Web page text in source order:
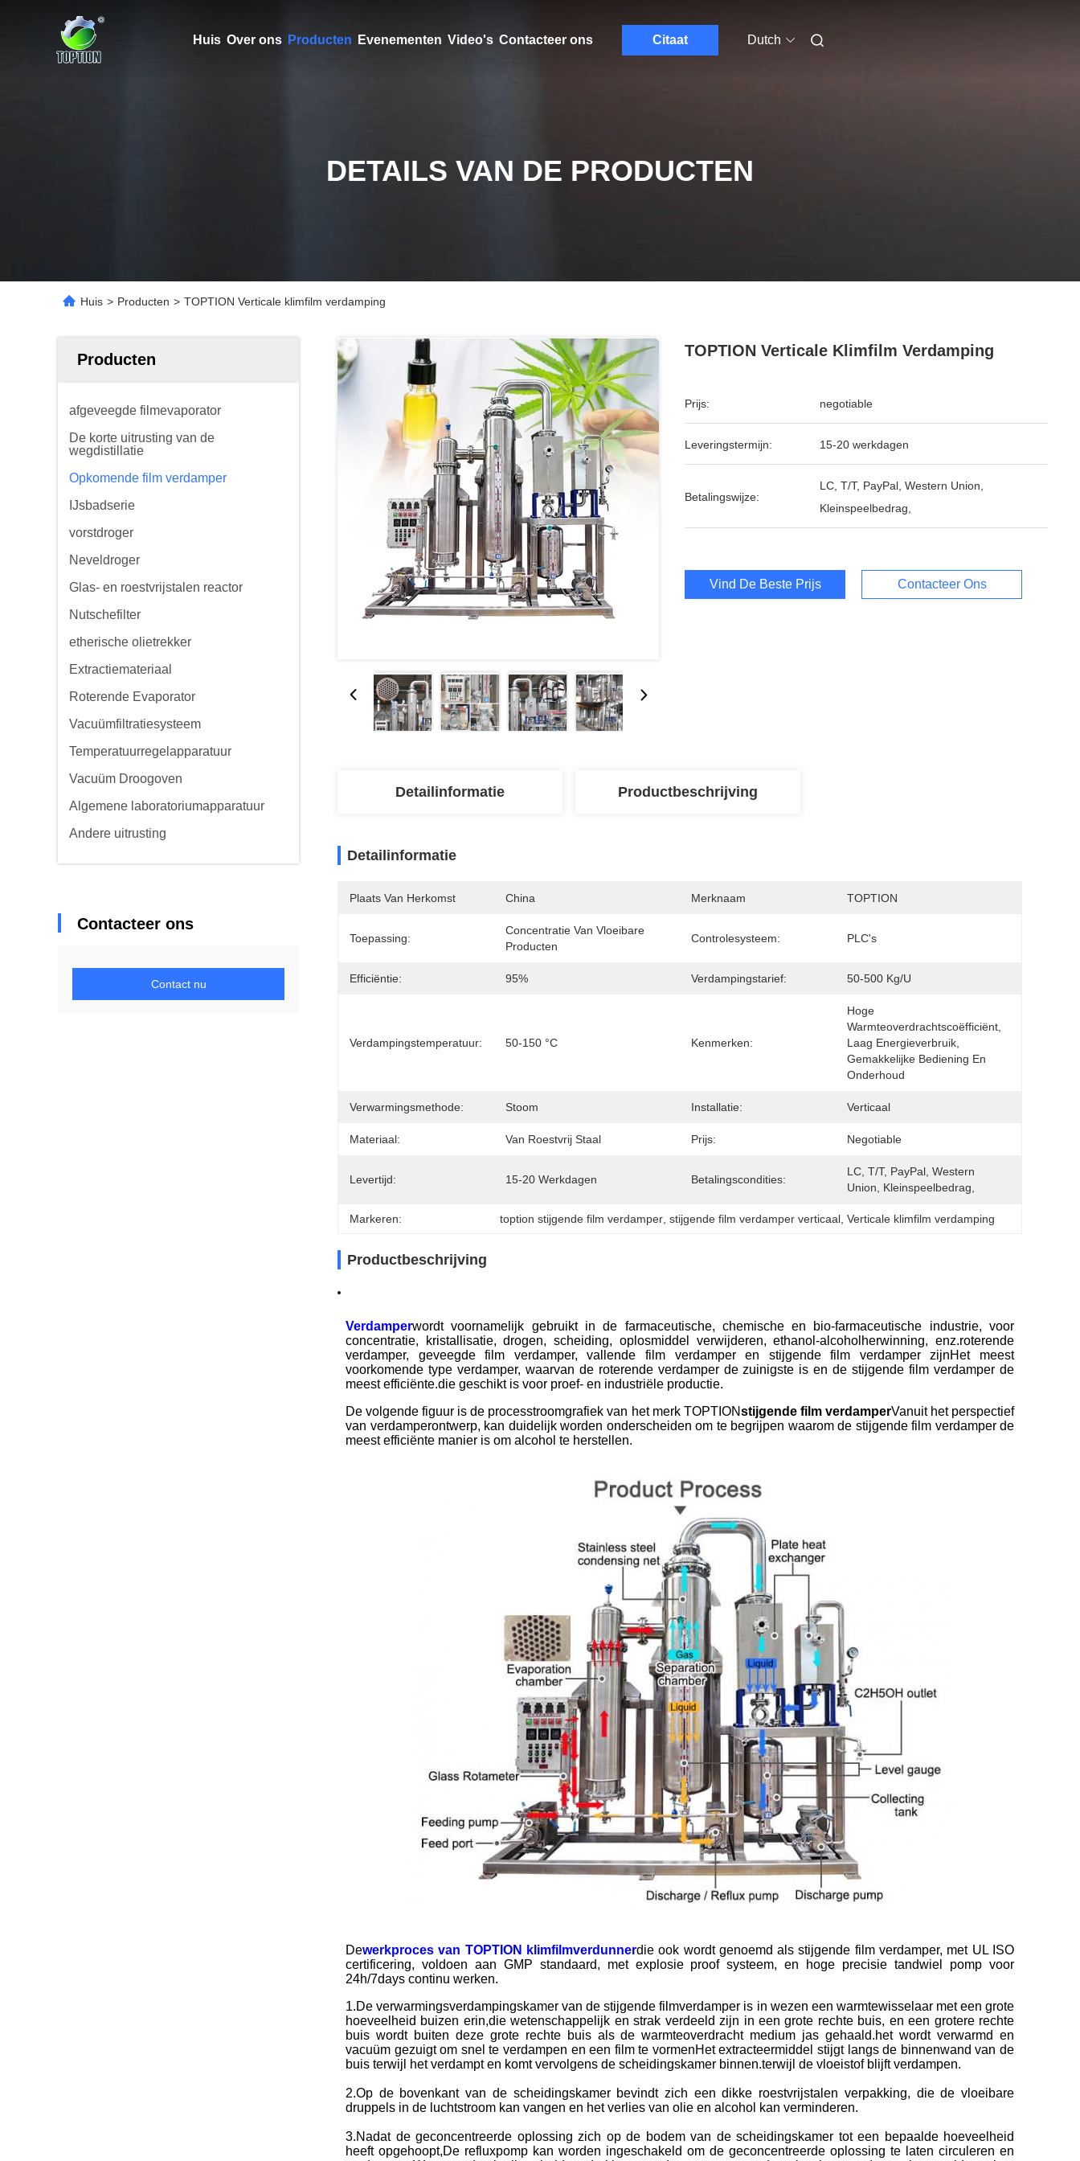
Huis Over ons Producten Evenementen Video's Contacteer ons Citaat Dutch
DETAILS VAN DE PRODUCTEN
Huis > Producten > TOPTION Verticale klimfilm verdamping
Producten
afgeveegde filmevaporator
De korte uitrusting van de
wegdistillatie
Opkomende film verdamper
IJsbadserie
vorstdroger
Neveldroger
Glas- en roestvrijstalen reactor
Nutschefilter
etherische olietrekker
Extractiemateriaal
Roterende Evaporator
Vacuümfiltratiesysteem
Temperatuurregelapparatuur
Vacuüm Droogoven
Algemene laboratoriumapparatuur
Andere uitrusting
Contacteer ons
Contact nu
TOPTION Verticale Klimfilm Verdamping
Prijs: negotiable
Leveringstermijn: 15-20 werkdagen
Betalingswijze:
LC, T/T, PayPal, Western Union,
Kleinspeelbedrag,
Vind De Beste Prijs Contacteer Ons
Detailinformatie Productbeschrijving
Detailinformatie
Plaats Van Herkomst China Merknaam TOPTION
Toepassing:
Concentratie Van Vloeibare
Producten
Controlesysteem: PLC's
Efficiëntie: 95% Verdampingstarief: 50-500 Kg/u
Verdampingstemperatuur: 50-150 °C Kenmerken:
Hoge
Warmteoverdrachtscoëfficiënt,
Laag Energieverbruik,
Gemakkelijke Bediening En
Onderhoud
Verwarmingsmethode: Stoom Installatie: Verticaal
Materiaal: Van Roestvrij Staal Prijs: Negotiable
Levertijd: 15-20 Werkdagen Betalingscondities:
LC, T/T, PayPal, Western
Union, Kleinspeelbedrag,
Markeren: toption stijgende film verdamper , stijgende film verdamper verticaal , Verticale klimfilm verdamping
Productbeschrijving
Verdamperwordt voornamelijk gebruikt in de farmaceutische, chemische en bio-farmaceutische industrie, voor
concentratie, kristallisatie, drogen, scheiding, oplosmiddel verwijderen, ethanol-alcoholherwinning, enz.roterende
verdamper, geveegde film verdamper, vallende film verdamper en stijgende film verdamper zijnHet meest
voorkomende type verdamper, waarvan de roterende verdamper de zuinigste is en de stijgende film verdamper de
meest efficiënte.die geschikt is voor proef- en industriële productie.
De volgende figuur is de processtroomgrafiek van het merk TOPTIONstijgende film verdamperVanuit het perspectief
van verdamperontwerp, kan duidelijk worden onderscheiden om te begrijpen waarom de stijgende film verdamper de
meest efficiënte manier is om alcohol te herstellen.
Dewerkproces van TOPTION klimfilmverdunnerdie ook wordt genoemd als stijgende film verdamper, met UL ISO
certificering, voldoen aan GMP standaard, met explosie proof systeem, en hoge precisie tandwiel pomp voor
24h/7days continu werken.
1.De verwarmingsverdampingskamer van de stijgende filmverdamper is in wezen een warmtewisselaar met een grote
hoeveelheid buizen erin,die wetenschappelijk en strak verdeeld zijn in een grote rechte buis, en een grotere rechte
buis wordt buiten deze grote rechte buis als de warmteoverdracht medium jas gehaald.het wordt verwarmd en
vacuüm gezuigt om snel te verdampen en een film te vormenHet extracteermiddel stijgt langs de binnenwand van de
buis terwijl het verdampt en komt vervolgens de scheidingskamer binnen.terwijl de vloeistof blijft verdampen.
2.Op de bovenkant van de scheidingskamer bevindt zich een dikke roestvrijstalen verpakking, die de vloeibare
druppels in de luchtstroom kan vangen en het verlies van olie en alcohol kan verminderen.
3.Nadat de geconcentreerde oplossing zich op de bodem van de scheidingskamer tot een bepaalde hoeveelheid
heeft opgehoopt,De refluxpomp kan worden ingeschakeld om de geconcentreerde oplossing te laten circuleren en